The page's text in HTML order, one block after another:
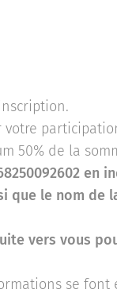
50% de la
en
que le nom de
vers vous
se font